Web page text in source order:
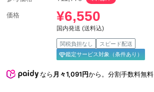
価格 ¥6,550
国内発送 (送料込)
関税負担なし
スピード配送
鑑定サービス対象（条件あり）
なら月々1,091円から。分割手数料無料